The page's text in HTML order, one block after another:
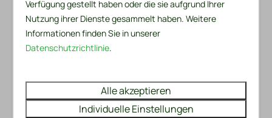
Kissenbezug. Im Handtuchpaket finden Sie sowohl
ein kleines als auch ein großes Handtuch. Zusätzlich
sind ein Küchentuch und ein Geschirrtuch
eine Spülbürste, ein Spültuch, Spülmittel, zwei
Spülmaschinentabs und eine Rolle Toilettenpapier.
Verfügung gestellt haben oder die sie aufgrund Ihrer
Nutzung ihrer Dienste gesammelt haben. Weitere
Informationen finden Sie in unserer
Datenschutzrichtlinie.
Alle akzeptieren
Individuelle Einstellungen